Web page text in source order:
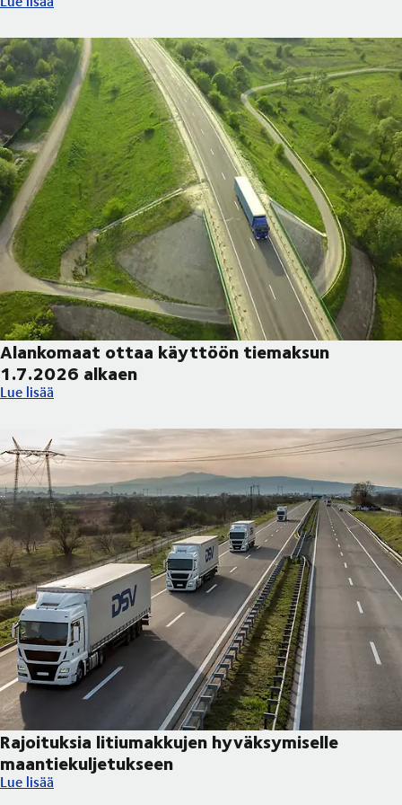
Alankomaat ottaa käyttöön tiemaksun
1.7.2026 alkaen
Alankomaat ottaa käyttöön tiemaksun 1.7.2026 alkaen
Lue lisää
Rajoituksia litiumakkujen hyväksymiselle
maantiekuljetukseen
Rajoituksia litiumakkujen hyväksymiselle maantiekuljetukseen
Lue lisää